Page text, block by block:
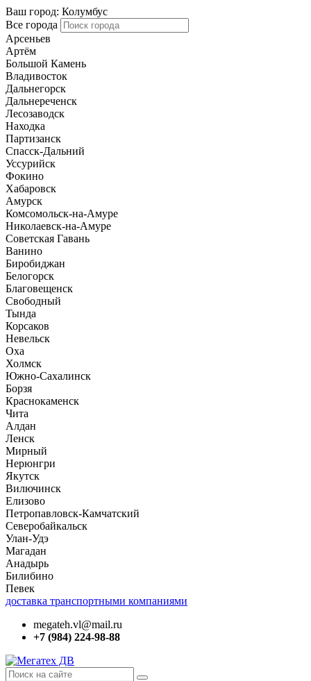
Ваш город: Колумбус
Все города
Арсеньев
Артём
Большой Камень
Владивосток
Дальнегорск
Дальнереченск
Лесозаводск
Находка
Партизанск
Спасск-Дальний
Уссурийск
Фокино
Хабаровск
Амурск
Комсомольск-на-Амуре
Николаевск-на-Амуре
Советская Гавань
Ванино
Биробиджан
Белогорск
Благовещенск
Свободный
Тында
Корсаков
Невельск
Оха
Холмск
Южно-Сахалинск
Борзя
Краснокаменск
Чита
Алдан
Ленск
Мирный
Нерюнгри
Якутск
Вилючинск
Елизово
Петропавловск-Камчатский
Северобайкальск
Улан-Удэ
Магадан
Анадырь
Билибино
Певек
доставка транспортными компаниями
megateh.vl@mail.ru
+7 (984) 224-98-88